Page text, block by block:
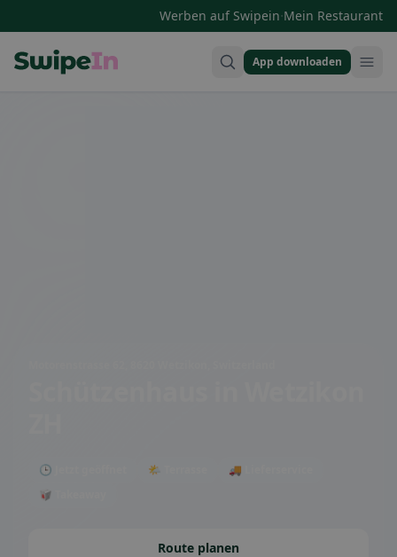
Werben auf Swipein·Mein Restaurant
App downloaden
🕒 Jetzt geöffnet 🌤 Terrasse
🚚 Lieferservice
🥡 Takeaway
Route planen